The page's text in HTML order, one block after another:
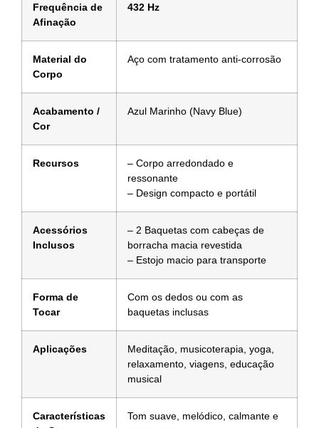
Frequência de
Afinação
432 Hz
Material do
Corpo
Aço com tratamento anti-corrosão
Acabamento /
Cor
Azul Marinho (Navy Blue)
Recursos
– Corpo arredondado e
ressonante
– Design compacto e portátil
Acessórios
Inclusos
– 2 Baquetas com cabeças de
borracha macia revestida
– Estojo macio para transporte
Forma de
Tocar
Com os dedos ou com as
baquetas inclusas
Aplicações
Meditação, musicoterapia, yoga,
relaxamento, viagens, educação
musical
Características
Tom suave, melódico, calmante e